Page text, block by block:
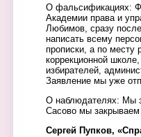
О фальсификациях:
Академии права и
Любимов, сразу
написать всему
прописки, а по месту
коррекционной
избирателей,
Заявление мы уже
О наблюдателях: Мы
Сасово мы
Сергей Пупков,